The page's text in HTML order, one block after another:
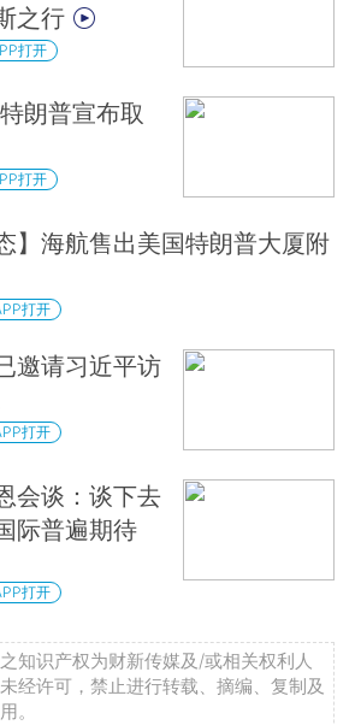
之行
打开
朗普宣布取
打开
】海航售出美国特朗普大厦附
打开
邀请习近平访
打开
会谈：谈下去
际普遍期待
打开
知识产权为财新传媒及/或相关权利人
经许可，禁止进行转载、摘编、复制及
。